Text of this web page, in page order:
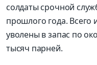
солдаты срочной
прошлого года. Всего
уволены в запас по
тысяч парней.